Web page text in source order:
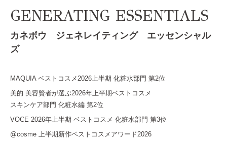
GENERATING ESSENTIALS
カネボウ ジェネレイティング エッセンシャル
ズ
MAQUIA ベストコスメ2026上半期 化粧水部門 第2位
美的 美容賢者が選ぶ2026年上半期ベストコスメ
スキンケア部門 化粧水編 第2位
VOCE 2026年上半期 ベストコスメ 化粧水部門 第3位
@cosme 上半期新作ベストコスメアワード2026